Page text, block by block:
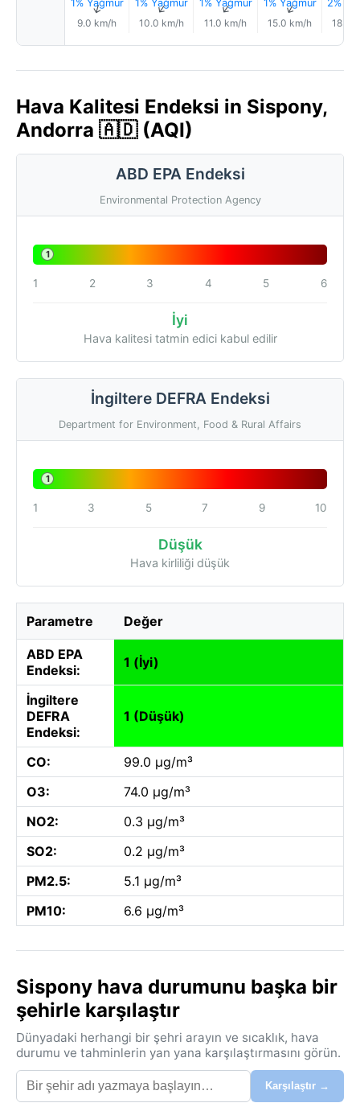
1% Yağmur
↑
9.0 km/h
1% Yağmur
↑
10.0 km/h
1% Yağmur
↑
11.0 km/h
1% Yağmur
↑
15.0 km/h
2%
18.0
Hava Kalitesi Endeksi in Sispony,
Andorra 🇦🇩 (AQI)
ABD EPA Endeksi
Environmental Protection Agency
1
1 2 3 4 5 6
İyi
Hava kalitesi tatmin edici kabul edilir
İngiltere DEFRA Endeksi
Department for Environment, Food & Rural Affairs
1
1 3 5 7 9 10
Düşük
Hava kirliliği düşük
Parametre Değer
ABD EPA
Endeksi:
1 (İyi)
İngiltere
DEFRA
Endeksi:
1 (Düşük)
CO:
99.0 µg/m³
O3:
74.0 µg/m³
NO2:
0.3 µg/m³
SO2:
0.2 µg/m³
PM2.5:
5.1 µg/m³
PM10:
6.6 µg/m³
Sispony hava durumunu başka bir
şehirle karşılaştır
Dünyadaki herhangi bir şehri arayın ve sıcaklık, hava
durumu ve tahminlerin yan yana karşılaştırmasını görün.
Karşılaştır →